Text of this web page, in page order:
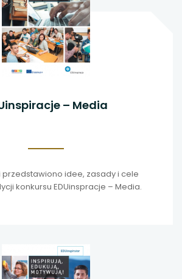
– Media
przedstawiono idee, zasady i cele
konkursu EDUinspracje – Media.